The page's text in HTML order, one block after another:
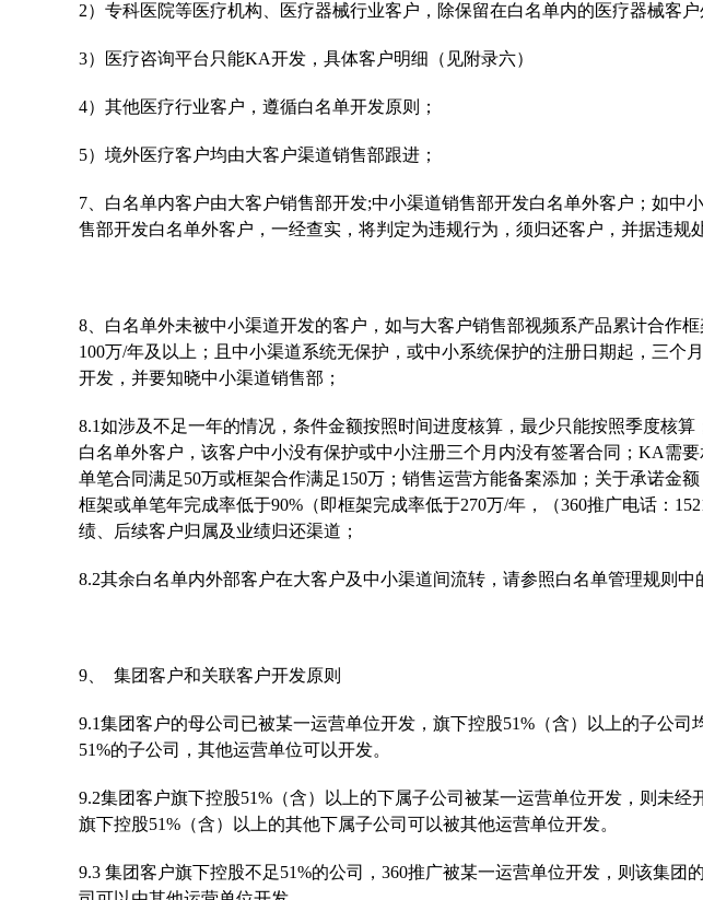
2）专科医院等医疗机构、医疗器械行业客户，除保留在白名单内的医疗器械客
3）医疗咨询平台只能KA开发，具体客户明细（见附录六）
4）其他医疗行业客户，遵循白名单开发原则；
5）境外医疗客户均由大客户渠道销售部跟进；
7、白名单内客户由大客户销售部开发;中小渠道销售部开发白名单外客户；如中
售部开发白名单外客户，一经查实，将判定为违规行为，须归还客户，并据违规
8、白名单外未被中小渠道开发的客户，如与大客户销售部视频系产品累计合作
100万/年及以上；且中小渠道系统无保护，或中小系统保护的注册日期起，三个
开发，并要知晓中小渠道销售部；
8.1如涉及不足一年的情况，条件金额按照时间进度核算，最少只能按照季度核
白名单外客户，该客户中小没有保护或中小注册三个月内没有签署合同；KA需
单笔合同满足50万或框架合作满足150万；销售运营方能备案添加；关于承诺金
框架或单笔年完成率低于90%（即框架完成率低于270万/年，（360推广电话：
绩、后续客户归属及业绩归还渠道；
8.2其余白名单内外部客户在大客户及中小渠道间流转，请参照白名单管理规则中
9、 集团客户和关联客户开发原则
9.1集团客户的母公司已被某一运营单位开发，旗下控股51%（含）以上的子公司
51%的子公司，其他运营单位可以开发。
9.2集团客户旗下控股51%（含）以上的下属子公司被某一运营单位开发，则未
旗下控股51%（含）以上的其他下属子公司可以被其他运营单位开发。
9.3 集团客户旗下控股不足51%的公司，360推广被某一运营单位开发，则该集团